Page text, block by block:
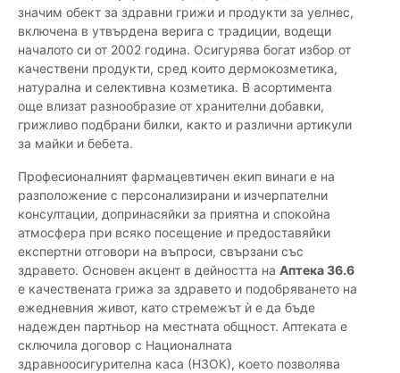
значим обект за здравни грижи и продукти за уелнес,
включена в утвърдена верига с традиции, водещи
началото си от 2002 година. Осигурява богат избор от
качествени продукти, сред които дермокозметика,
натурална и селективна козметика. В асортимента
още влизат разнообразие от хранителни добавки,
грижливо подбрани билки, както и различни артикули
за майки и бебета.
Професионалният фармацевтичен екип винаги е на
разположение с персонализирани и изчерпателни
консултации, допринасяйки за приятна и спокойна
атмосфера при всяко посещение и предоставяйки
експертни отговори на въпроси, свързани със
здравето. Основен акцент в дейността на Аптека 36.6
е качествената грижа за здравето и подобряването на
ежедневния живот, като стремежът ѝ е да бъде
надежден партньор на местната общност. Аптеката е
сключила договор с Националната
здравноосигурителна каса (НЗОК), което позволява